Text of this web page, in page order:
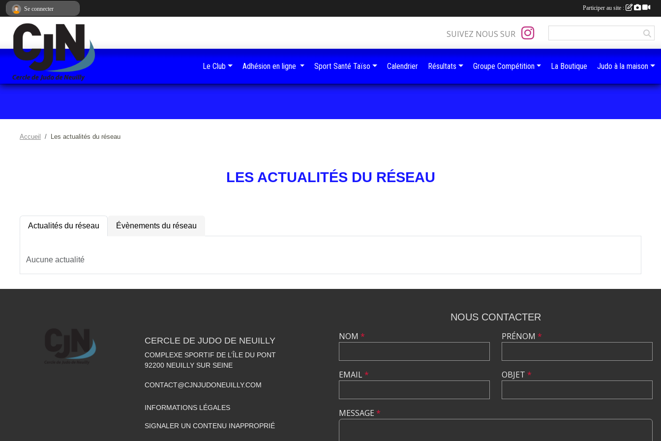
Accueil Les actualités du réseau
LES ACTUALITÉS DU RÉSEAU
Actualités du réseau Évènements du réseau
Aucune actualité
SUIVEZ NOUS SUR
Le Club Adhésion en ligne Sport Santé Taïso Calendrier Résultats Groupe Compétition La Boutique Judo à la maison
CERCLE DE JUDO DE NEUILLY
COMPLEXE SPORTIF DE L’ÎLE DU PONT
92200 NEUILLY SUR SEINE
CONTACT@CJNJUDONEUILLY.COM
INFORMATIONS LÉGALES
SIGNALER UN CONTENU INAPPROPRIÉ
NOUS CONTACTER
NOM *
EMAIL*
PRÉNOM *
OBJET *
MESSAGE *
Se connecter Participer au site :
Panneau de gestion des cookies